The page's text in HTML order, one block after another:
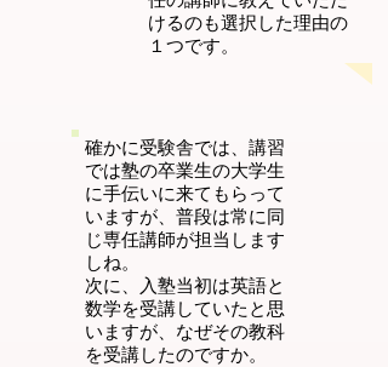
けるのも選択した理由の
１つです。
確かに受験舎では、講習
では塾の卒業生の大学生
に手伝いに来てもらって
いますが、普段は常に同
じ専任講師が担当します
しね。
次に、入塾当初は英語と
数学を受講していたと思
いますが、なぜその教科
を受講したのですか。